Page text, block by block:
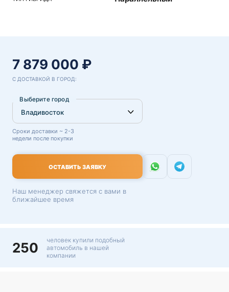
7 879 000 ₽
С ДОСТАВКОЙ В ГОРОД:
Выберите город
Сроки доставки ~ 2-3
недели после покупки
ОСТАВИТЬ ЗАЯВКУ
Наш менеджер свяжется с вами в
ближайшее время
250
человек купили подобный
автомобиль в нашей
компании